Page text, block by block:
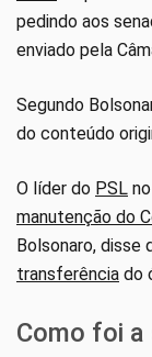
pedindo aos
enviado pela
Segundo
do conteúdo
O líder do PSL
manutenção do
Bolsonaro, disse
transferência do
Como foi